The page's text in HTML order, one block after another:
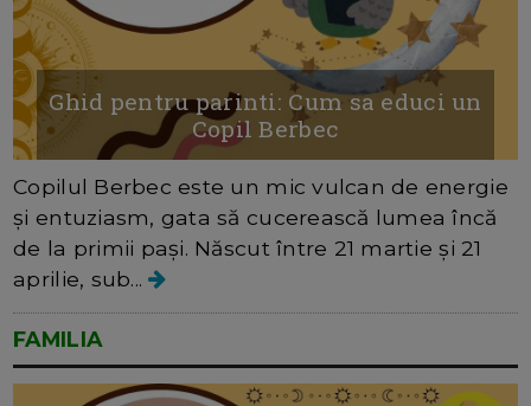
Ghid pentru parinti: Cum sa educi un
Copil Berbec
Copilul Berbec este un mic vulcan de energie
și entuziasm, gata să cucerească lumea încă
de la primii pași. Născut între 21 martie și 21
aprilie, sub...
FAMILIA